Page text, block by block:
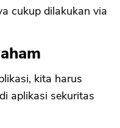
cukup dilakukan via
kita harus
aplikasi sekuritas